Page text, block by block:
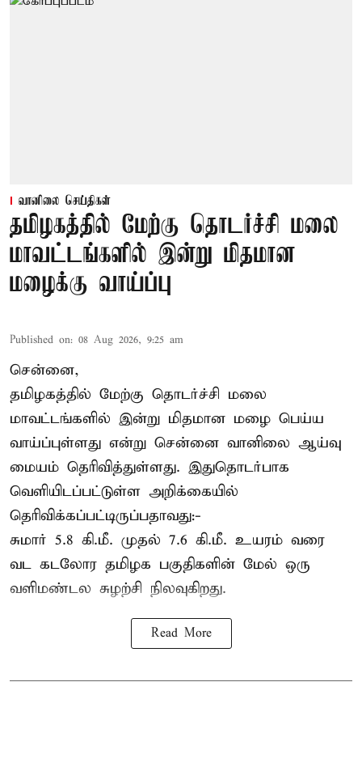
வானிலை செய்திகள்
தமிழகத்தில் மேற்கு தொடர்ச்சி மலை
மாவட்டங்களில் இன்று மிதமான
மழைக்கு வாய்ப்பு
Published on: 08 Aug 2026, 9:25 am
சென்னை,
தமிழகத்தில் மேற்கு தொடர்ச்சி மலை
மாவட்டங்களில் இன்று மிதமான மழை பெய்ய
வாய்ப்புள்ளது என்று சென்னை வானிலை ஆய்வு
மையம் தெரிவித்துள்ளது. இதுதொடர்பாக
வெளியிடப்பட்டுள்ள அறிக்கையில்
தெரிவிக்கப்பட்டிருப்பதாவது:-
சுமார் 5.8 கி.மீ. முதல் 7.6 கி.மீ. உயரம் வரை
வட கடலோர தமிழக பகுதிகளின் மேல் ஒரு
வளிமண்டல சுழற்சி நிலவுகிறது.
Read More